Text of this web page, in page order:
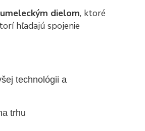
umeleckým dielom, ktoré
hľadajú spojenie
technológii a
trhu